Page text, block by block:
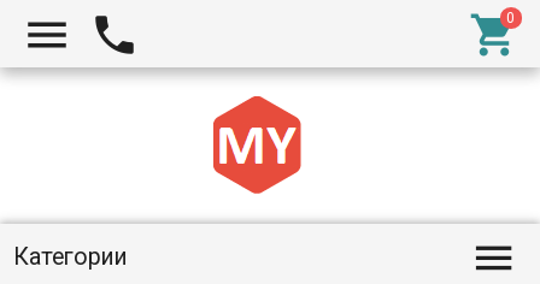
  
Категории 